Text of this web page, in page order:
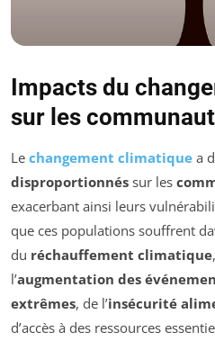
Impacts du
sur les
Le changement climatique a
disproportionnés sur les
exacerbant ainsi leurs
que ces populations souffrent
du réchauffement climatique
l’augmentation des
extrêmes, de l’insécurité
d’accès à des ressources